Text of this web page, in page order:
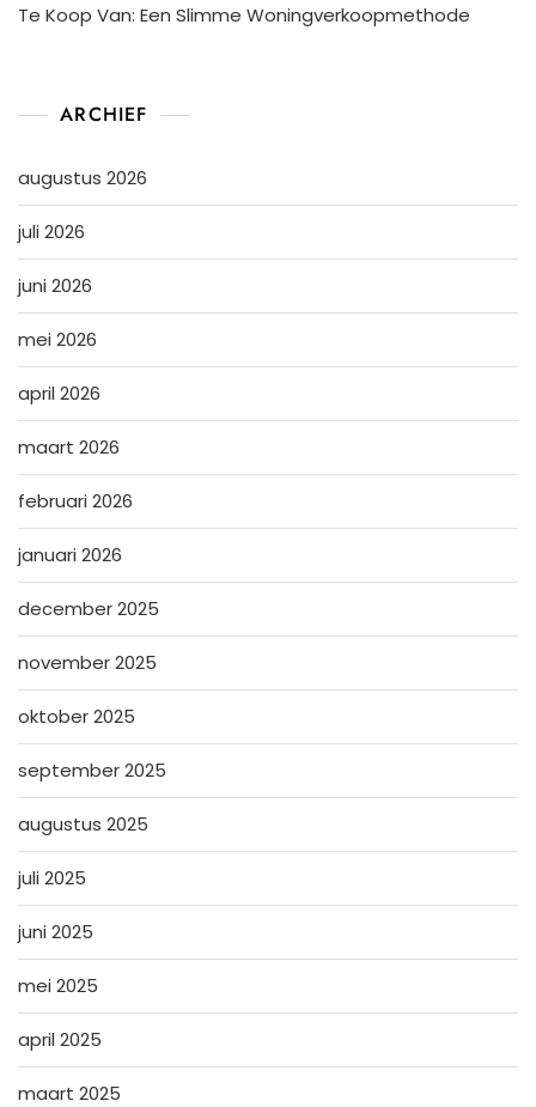
Te Koop Van: Een Slimme Woningverkoopmethode
ARCHIEF
augustus 2026
juli 2026
juni 2026
mei 2026
april 2026
maart 2026
februari 2026
januari 2026
december 2025
november 2025
oktober 2025
september 2025
augustus 2025
juli 2025
juni 2025
mei 2025
april 2025
maart 2025